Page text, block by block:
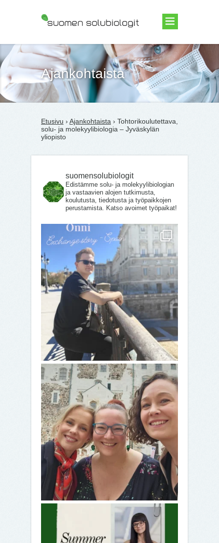
Suomen Solubiologit ry
Ajankohtaista
Etusivu › Ajankohtaista › Tohtorikoulutettava,
solu- ja molekyylibiologia – Jyväskylän
yliopisto
suomensolubiologit
Edistämme solu- ja molekyylibiologian
ja vastaavien alojen tutkimusta,
koulutusta, tiedotusta ja työpaikkojen
perustamista. Katso avoimet työpaikat!